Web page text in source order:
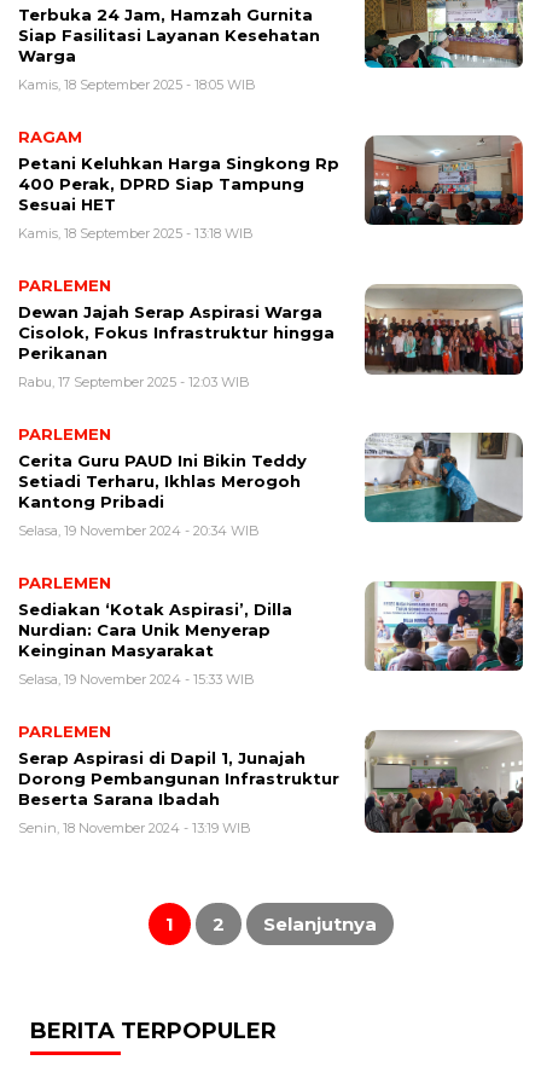
Terbuka 24 Jam, Hamzah Gurnita
Siap Fasilitasi Layanan Kesehatan
Warga
Kamis, 18 September 2025 - 18:05 WIB
RAGAM
Petani Keluhkan Harga Singkong Rp
400 Perak, DPRD Siap Tampung
Sesuai HET
Kamis, 18 September 2025 - 13:18 WIB
PARLEMEN
Dewan Jajah Serap Aspirasi Warga
Cisolok, Fokus Infrastruktur hingga
Perikanan
Rabu, 17 September 2025 - 12:03 WIB
PARLEMEN
Cerita Guru PAUD Ini Bikin Teddy
Setiadi Terharu, Ikhlas Merogoh
Kantong Pribadi
Selasa, 19 November 2024 - 20:34 WIB
PARLEMEN
Sediakan ‘Kotak Aspirasi’, Dilla
Nurdian: Cara Unik Menyerap
Keinginan Masyarakat
Selasa, 19 November 2024 - 15:33 WIB
PARLEMEN
Serap Aspirasi di Dapil 1, Junajah
Dorong Pembangunan Infrastruktur
Beserta Sarana Ibadah
Senin, 18 November 2024 - 13:19 WIB
Paginasi
1 2 Selanjutnya
BERITA TERPOPULER